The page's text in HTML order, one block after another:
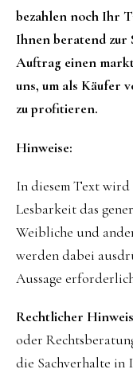
bezahlen noch Ihr
Ihnen beratend zur
Auftrag einen
uns, um als Käufer
zu profitieren.
Hinweise:
In diesem Text
Lesbarkeit das
Weibliche und
werden dabei
Aussage
Rechtlicher
oder
die Sachverhalte in